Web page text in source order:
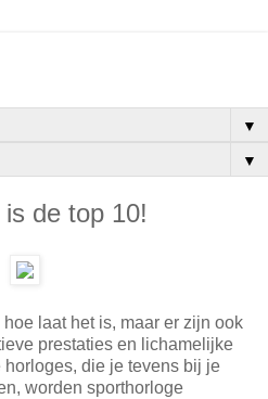
▼
▼
de top 10!
laat het is, maar er zijn ook
prestaties en lichamelijke
die je tevens bij je
worden sporthorloge